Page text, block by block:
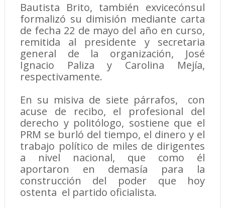
Bautista Brito, también exvicecónsul
formalizó su dimisión mediante carta
de fecha 22 de mayo del año en curso,
remitida al presidente y secretaria
general de la organización, José
Ignacio Paliza y Carolina Mejía,
respectivamente.
En su misiva de siete párrafos, con
acuse de recibo, el profesional del
derecho y politólogo, sostiene que el
PRM se burló del tiempo, el dinero y el
trabajo político de miles de dirigentes
a nivel nacional, que como él
aportaron en demasía para la
construcción del poder que hoy
ostenta el partido oficialista.